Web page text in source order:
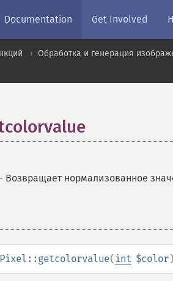
Documentation Get Involved
Обработка и генерация
Возвращает нормализованное
( int $color